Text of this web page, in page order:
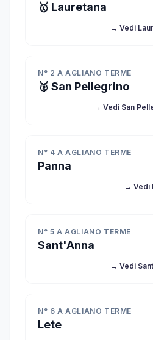
🥇 Lauretana
→ Vedi
N° 2 A AGLIANO TERME
🥈 San Pellegrino
→ Vedi San
N° 4 A AGLIANO TERME
Panna
→ Vedi
N° 5 A AGLIANO TERME
Sant'Anna
→ Vedi
N° 6 A AGLIANO TERME
Lete